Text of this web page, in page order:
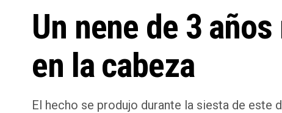
Un nene de 3
en la cabeza
El hecho se produjo durante la siesta de este